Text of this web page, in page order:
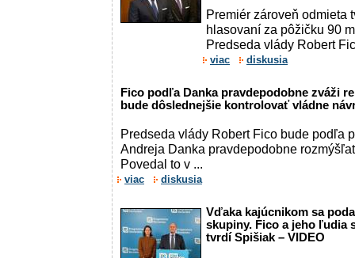
Premiér zároveň odmieta
hlasovaní za pôžičku 90
Predseda vlády Robert
viac diskusia
Fico podľa Danka pravdepodobne zváži
bude dôslednejšie kontrolovať vládne
Predseda vlády Robert Fico bude podľa
Andreja Danka pravdepodobne
Povedal to v ...
viac diskusia
Vďaka kajúcnikom sa
skupiny. Fico a jeho ľudia
tvrdí Spišiak – VIDEO